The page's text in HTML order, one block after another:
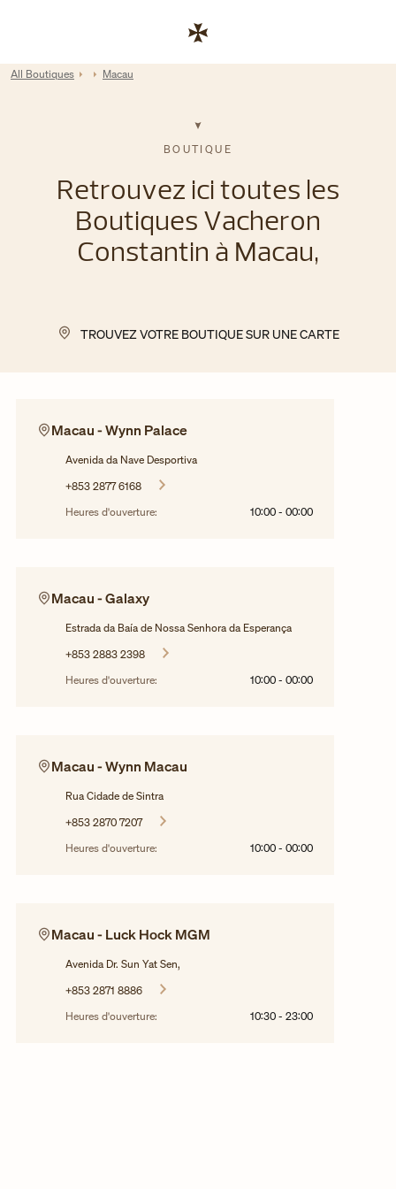
Lien vers le site de l'entreprise
Return to Nav
All Boutiques Macau
BOUTIQUE
Retrouvez ici toutes les
Boutiques Vacheron
Constantin à Macau,
TROUVEZ VOTRE BOUTIQUE SUR UNE CARTE
Macau - Wynn Palace
Avenida da Nave Desportiva
+853 2877 6168
Heures d'ouverture:
10:00 - 00:00
Macau - Galaxy
Estrada da Baía de Nossa Senhora da Esperança
+853 2883 2398
Heures d'ouverture:
10:00 - 00:00
Macau - Wynn Macau
Rua Cidade de Sintra
+853 2870 7207
Heures d'ouverture:
10:00 - 00:00
Macau - Luck Hock MGM
Avenida Dr. Sun Yat Sen,
+853 2871 8886
Heures d'ouverture:
10:30 - 23:00